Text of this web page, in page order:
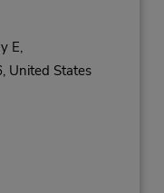
E,
United States